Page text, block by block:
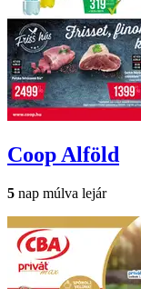
CoopAlföld
5 nap múlva lejár